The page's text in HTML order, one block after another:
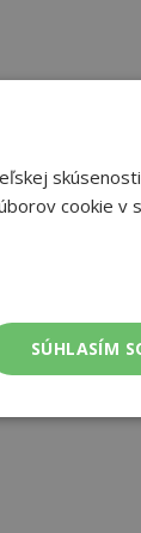
cookie v
SÚHLASÍM